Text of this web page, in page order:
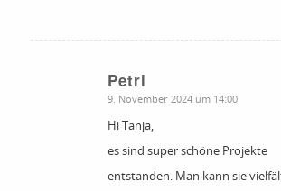
Petri
sagte:
9. November 2024 um 14:00
Hi Tanja,
es sind super schöne Projekte
entstanden. Man kann sie